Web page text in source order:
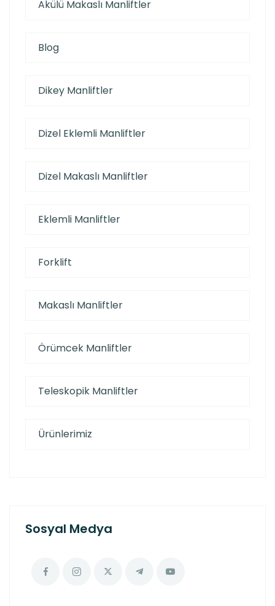
Akülü Makaslı Manliftler
Blog
Dikey Manliftler
Dizel Eklemli Manliftler
Dizel Makaslı Manliftler
Eklemli Manliftler
Forklift
Makaslı Manliftler
Örümcek Manliftler
Teleskopik Manliftler
Ürünlerimiz
Sosyal Medya